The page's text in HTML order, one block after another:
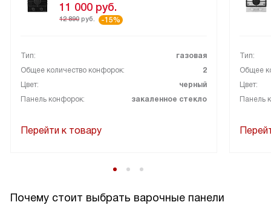
11 000 руб.
12 890 руб. -15%
Тип:
газовая
Общее количество конфорок:
2
Цвет:
черный
Панель конфорок:
закаленное стекло
Перейти к товару
Тип:
Общее
Цвет:
Панель
Почему стоит выбрать варочные панели